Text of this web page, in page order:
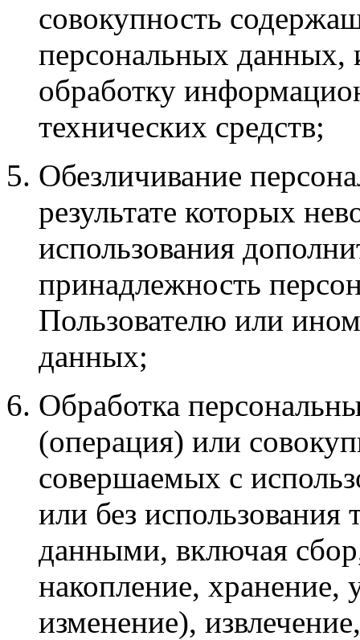
совокупность
персональных
обработку
технических средств;
Обезличивание
результате которых
использования
принадлежность
Пользователю или
данных;
Обработка
(операция) или
совершаемых с
или без использования
данными, включая
накопление, хранение,
изменение),